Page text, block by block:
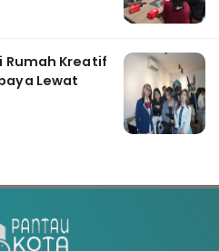
Rumah Kreatif
Lewat